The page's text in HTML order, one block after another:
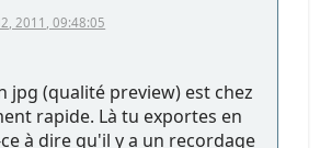
2011, 09:48:05
jpg (qualité preview) est chez
rapide. Là tu exportes en
ce à dire qu'il y a un recordage